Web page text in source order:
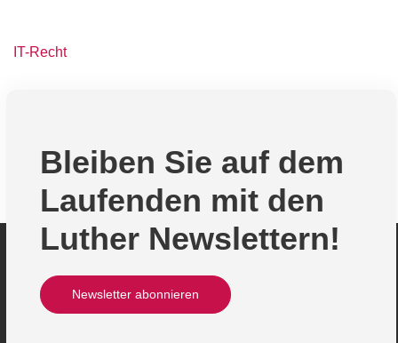
IT-Recht
Bleiben Sie auf dem
Laufenden mit den
Luther Newslettern!
Newsletter abonnieren